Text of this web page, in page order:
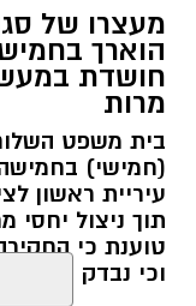
צילומים: משרד
משרד הבריאות
במוצרי שיער
פיקוח שנערך
ההחלקות".
האזהרה
הושלמו לכלל
ובהמשך
מעצרו של
הוארך
חושדת
מרות
בית משפט
(חמישי)
עיריית ראשון
תוך ניצול יחסי
טוענת כי
וכי נבדק חשד